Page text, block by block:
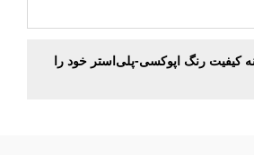
کیفیت رنگ اپوکسی-پلی‌استر خود را